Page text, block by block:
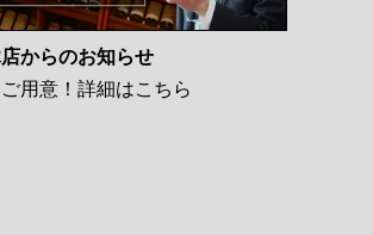
からのお知らせ
用意！詳細はこちら